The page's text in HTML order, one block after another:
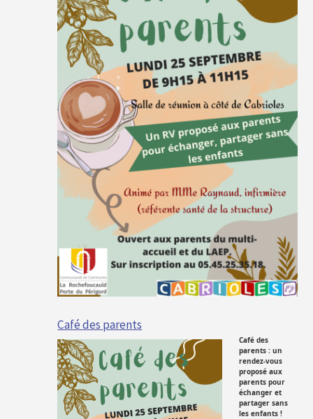
Café des parents
Café des
parents : un
rendez-vous
proposé aux
parents pour
échanger et
partager sans
les enfants !